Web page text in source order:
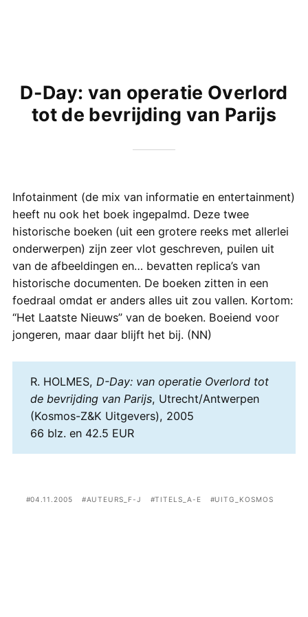
D-Day: van operatie Overlord
tot de bevrijding van Parijs
Infotainment (de mix van informatie en entertainment)
heeft nu ook het boek ingepalmd. Deze twee
historische boeken (uit een grotere reeks met allerlei
onderwerpen) zijn zeer vlot geschreven, puilen uit
van de afbeeldingen en… bevatten replica’s van
historische documenten. De boeken zitten in een
foedraal omdat er anders alles uit zou vallen. Kortom:
“Het Laatste Nieuws” van de boeken. Boeiend voor
jongeren, maar daar blijft het bij. (NN)
R. HOLMES, D-Day: van operatie Overlord tot
de bevrijding van Parijs, Utrecht/Antwerpen
(Kosmos-Z&K Uitgevers), 2005
66 blz. en 42.5 EUR
04.11.2005 AUTEURS_F-J TITELS_A-E UITG_KOSMOS